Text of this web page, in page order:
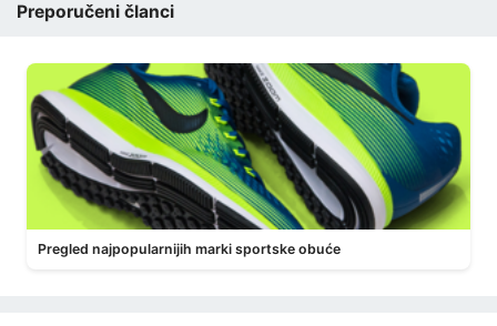
Preporučeni članci
Pregled najpopularnijih marki sportske obuće